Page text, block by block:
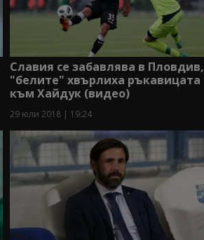
Славия се забавлява в Пловдив,
"белите" хвърлиха ръкавицата
към Хайдук (видео)
29 юли 2018 | 19:24